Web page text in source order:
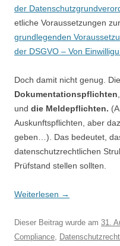
der
etliche Voraussetzungen
grundlegenden
der DSGVO – Von
Doch damit nicht genug.
Dokumentationspflichten
und die Meldepflichten.
Auskunftspflichten, aber
geben…). Das bedeutet,
datenschutzrechtlichen
Prüfstand stellen sollten.
Weiterlesen →
Dieser Beitrag wurde am 31.
Compliance, Datenschutzrecht